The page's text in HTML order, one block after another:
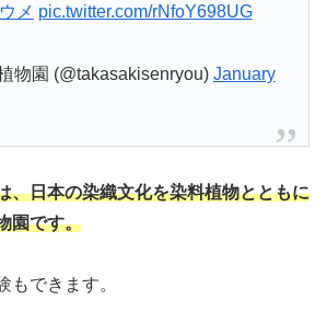
メ pic.twitter.com/rNfoY698UG
物園 (@takasakisenryou) January
、日本の染織文化を染料植物とともに
園です。
もできます。